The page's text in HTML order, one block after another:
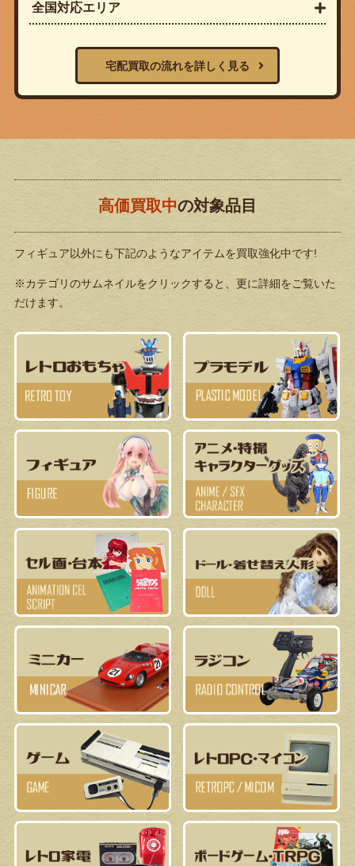
全国対応エリア
宅配買取の流れを詳しく見る
高価買取中の対象品目
フィギュア以外にも下記のようなアイテムを買取強化中です!
※カテゴリのサムネイルをクリックすると、更に詳細をご覧いた
だけます。